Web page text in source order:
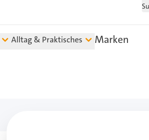
Alltag & Praktisches Marken